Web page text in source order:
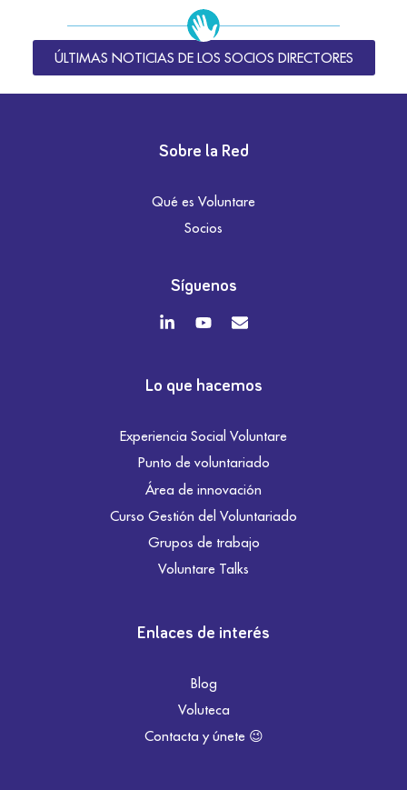
ÚLTIMAS NOTICIAS DE LOS SOCIOS DIRECTORES
Sobre la Red
Qué es Voluntare
Socios
Síguenos
Lo que hacemos
Experiencia Social Voluntare
Punto de voluntariado
Área de innovación
Curso Gestión del Voluntariado
Grupos de trabajo
Voluntare Talks
Enlaces de interés
Blog
Voluteca
Contacta y únete 😉